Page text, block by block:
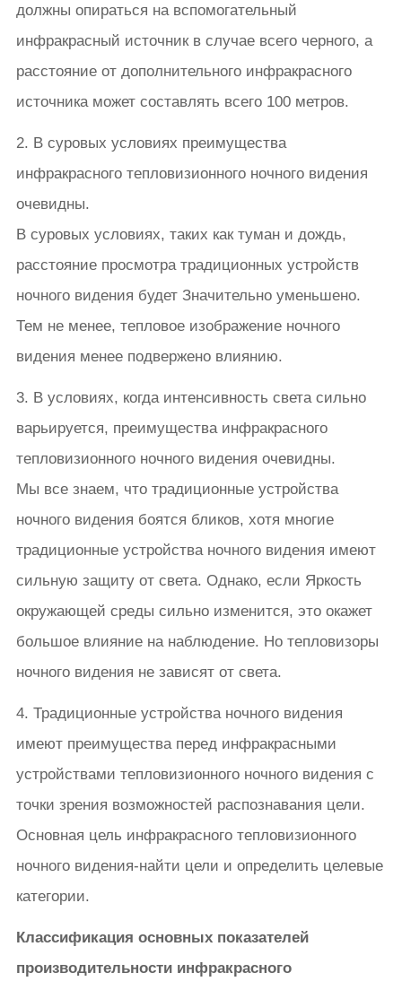
должны опираться на вспомогательный
инфракрасный источник в случае всего черного, а
расстояние от дополнительного инфракрасного
источника может составлять всего 100 метров.
2. В суровых условиях преимущества
инфракрасного тепловизионного ночного видения
очевидны.
В суровых условиях, таких как туман и дождь,
расстояние просмотра традиционных устройств
ночного видения будет Значительно уменьшено.
Тем не менее, тепловое изображение ночного
видения менее подвержено влиянию.
3. В условиях, когда интенсивность света сильно
варьируется, преимущества инфракрасного
тепловизионного ночного видения очевидны.
Мы все знаем, что традиционные устройства
ночного видения боятся бликов, хотя многие
традиционные устройства ночного видения имеют
сильную защиту от света. Однако, если Яркость
окружающей среды сильно изменится, это окажет
большое влияние на наблюдение. Но тепловизоры
ночного видения не зависят от света.
4. Традиционные устройства ночного видения
имеют преимущества перед инфракрасными
устройствами тепловизионного ночного видения с
точки зрения возможностей распознавания цели.
Основная цель инфракрасного тепловизионного
ночного видения-найти цели и определить целевые
категории.
Классификация основных показателей
производительности инфракрасного